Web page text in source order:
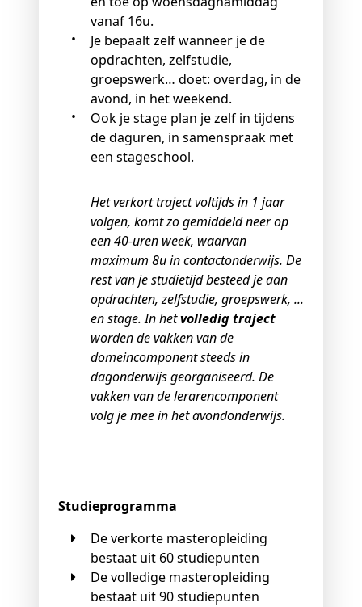
vanaf 16u.
Je bepaalt zelf wanneer je de
opdrachten, zelfstudie,
groepswerk… doet: overdag, in de
avond, in het weekend.
Ook je stage plan je zelf in tijdens
de daguren, in samenspraak met
een stageschool.
Het verkort traject voltijds in 1 jaar
volgen, komt zo gemiddeld neer op
een 40-uren week, waarvan
maximum 8u in contactonderwijs. De
rest van je studietijd besteed je aan
opdrachten, zelfstudie, groepswerk, ...
en stage. In hetvolledig traject
worden de vakken van de
domeincomponent steeds in
dagonderwijs georganiseerd. De
vakken van de lerarencomponent
volg je mee in het avondonderwijs.
Studieprogramma
De verkorte masteropleiding
bestaat uit 60 studiepunten
De volledige masteropleiding
bestaat uit 90 studiepunten